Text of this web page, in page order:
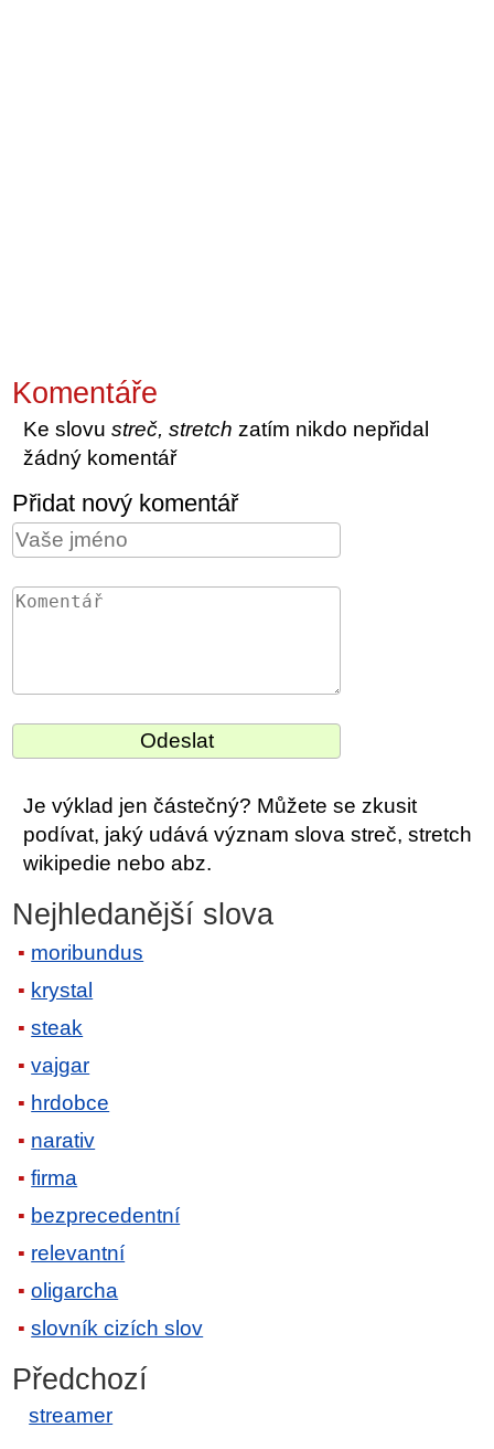
Komentáře
Ke slovustreč, stretch zatím nikdo nepřidal
žádný komentář
Přidat nový komentář
Je výklad jen částečný? Můžete se zkusit
podívat, jaký udává význam slova streč, stretch
wikipedie nebo abz.
Nejhledanější slova
moribundus
krystal
steak
vajgar
hrdobce
narativ
firma
bezprecedentní
relevantní
oligarcha
slovník cizích slov
Předchozí
streamer